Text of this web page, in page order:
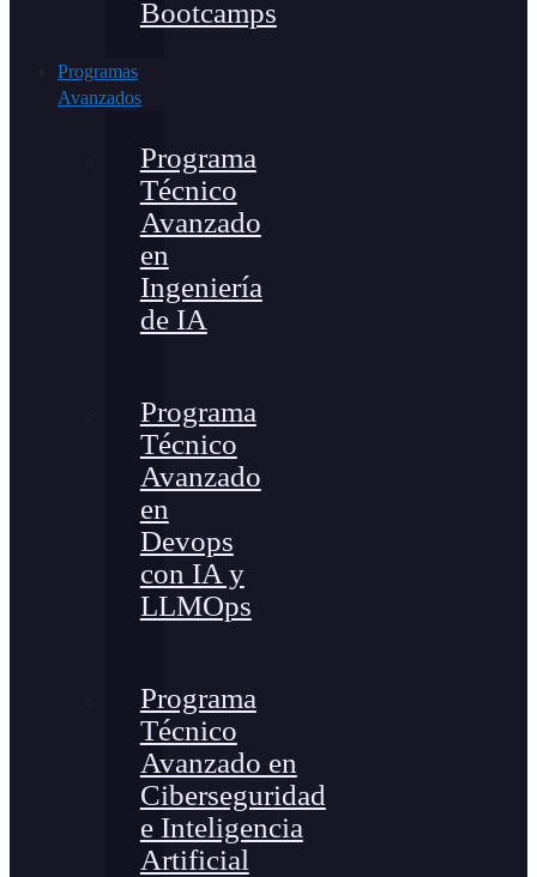
Bootcamps
Programas
Avanzados
Programa
Técnico
Avanzado
en
Ingeniería
de IA
Programa
Técnico
Avanzado
en
Devops
con IA y
LLMOps
Programa
Técnico
Avanzado en
Ciberseguridad
e Inteligencia
Artificial